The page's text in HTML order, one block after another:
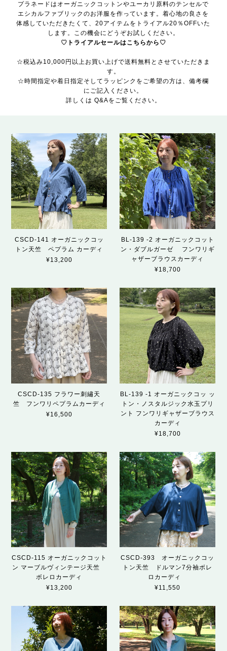
プラネードはオーガニックコットンやユーカリ原料のテンセルで
エシカルファブリックのお洋服を作っています。着心地の良さを
体感していただきたくて、20アイテムをトライアル20％OFFいた
します。この機会にどうぞお試しください。
♡トライアルセールはこちらから♡
☆税込み10,000円以上お買い上げで送料無料とさせていただきま
す。
☆時間指定や着日指定そしてラッピンクをご希望の方は、備考欄
にご記入ください。
詳しくは Q&Aをご覧ください。
CSCD-141 オーガニックコッ
トン天竺 ペプラム カーディ
¥13,200
BL-139 -2 オーガニックコット
ン・ダブルガーゼ フンワリギ
ャザーブラウスカーディ
¥18,700
CSCD-135 フラワー刺繡天
竺 フンワリペプラムカーディ
¥16,500
BL-139 -1 オーガニックコッ ッ
トン・ノスタルジック水玉プリ
ント フンワリギャザーブラウス
カーディ
¥18,700
CSCD-115 オーガニックコット
ン マーブルヴィンテージ天竺
ボレロカーディ
¥13,200
CSCD-393 オーガニックコッ
トン天竺 ドルマン7分袖ボレ
ロカーディ
¥11,550